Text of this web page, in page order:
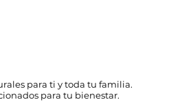
para ti y toda tu familia.
para tu bienestar.